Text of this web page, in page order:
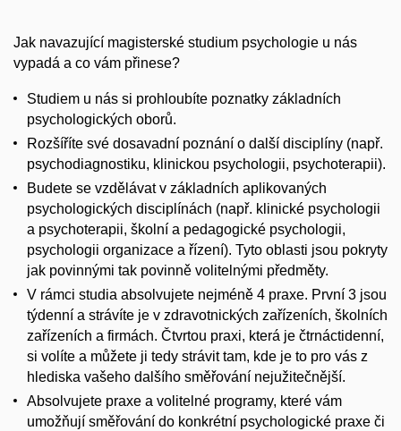
Jak navazující magisterské studium psychologie u nás
vypadá a co vám přinese?
Studiem u nás si prohloubíte poznatky základních
psychologických oborů.
Rozšíříte své dosavadní poznání o další disciplíny (např.
psychodiagnostiku, klinickou psychologii, psychoterapii).
Budete se vzdělávat v základních aplikovaných
psychologických disciplínách (např. klinické psychologii
a psychoterapii, školní a pedagogické psychologii,
psychologii organizace a řízení). Tyto oblasti jsou pokryty
jak povinnými tak povinně volitelnými předměty.
V rámci studia absolvujete nejméně 4 praxe. První 3 jsou
týdenní a strávíte je v zdravotnických zařízeních, školních
zařízeních a firmách. Čtvrtou praxi, která je čtrnáctidenní,
si volíte a můžete ji tedy strávit tam, kde je to pro vás z
hlediska vašeho dalšího směřování nejužitečnější.
Absolvujete praxe a volitelné programy, které vám
umožňují směřování do konkrétní psychologické praxe či